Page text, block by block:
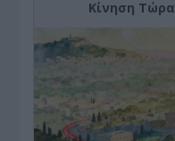
Κίνηση